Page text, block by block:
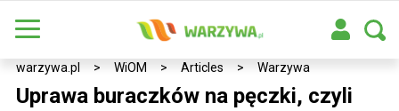
warzywa.pl > WiOM > Articles > Warzywa
Uprawa buraczków na pęczki, czyli